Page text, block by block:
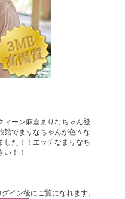
ィーン麻倉まりなちゃん登
館でまりなちゃんが色々な
した！！エッチなまりなち
い！！
イン後にご覧になれます。